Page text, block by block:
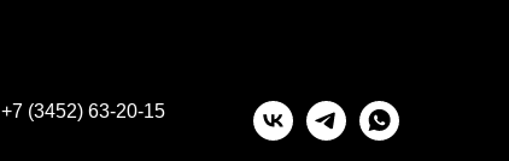
+7 (3452) 63-20-15